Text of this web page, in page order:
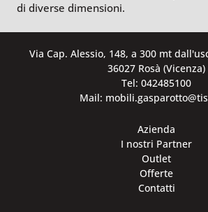
di diverse dimensioni.
Via Cap. Alessio, 148, a 300 mt
36027 Rosà (Vicenza)
Tel: 042485100
Mail:
Azienda
I nostri Partner
Outlet
Offerte
Contatti